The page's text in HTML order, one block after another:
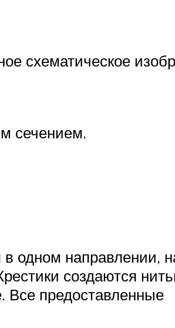
схематическое
сечением.
одном направлении,
создаются
Все предоставленные